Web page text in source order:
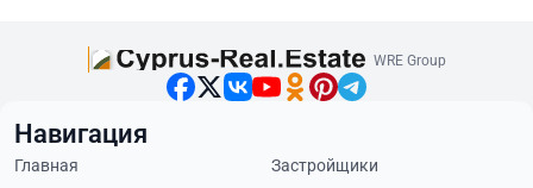
WRE Group
Навигация
Главная
Застройщики